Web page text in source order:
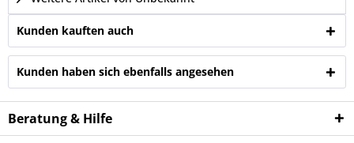
Kunden kauften auch
Kunden haben sich ebenfalls angesehen
Beratung & Hilfe